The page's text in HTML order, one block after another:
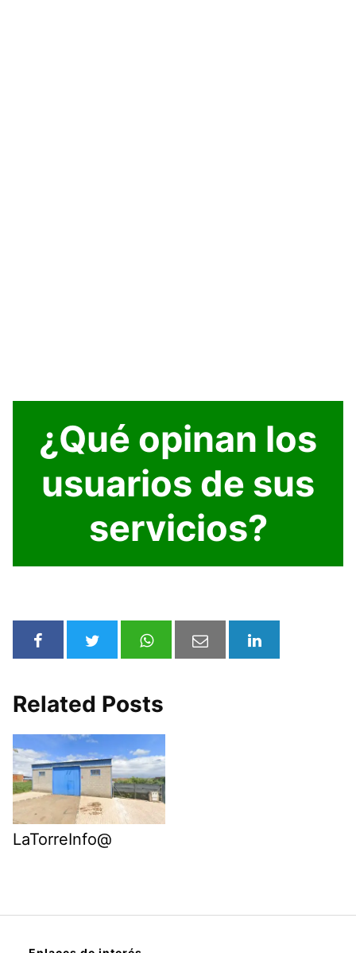
¿Qué opinan los
usuarios de sus
servicios?
Related Posts
LaTorreInfo@